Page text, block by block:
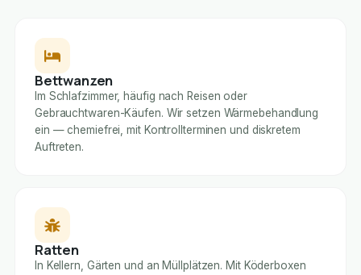
Bettwanzen
Im Schlafzimmer, häufig nach Reisen oder
Gebrauchtwaren-Käufen. Wir setzen Wärmebehandlung
ein — chemiefrei, mit Kontrollterminen und diskretem
Auftreten.
Ratten
In Kellern, Gärten und an Müllplätzen. Mit Köderboxen